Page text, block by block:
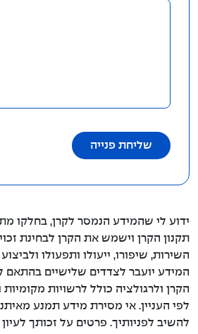
ידוע לי שהמידע הנמסר לקרן, בחלקו
תקנון הקרן וישמש את הקרן לבחינת
השירות, שיפורו, ייעולו ותפעולו
המידע יועבר לצדדים שלישיים בהתאם
הקרן ולרגולציה כולל לרשויות
לפי העניין. אי מסירת מידע תמנע
להשיב לפניותיך. פרטים על זכותך